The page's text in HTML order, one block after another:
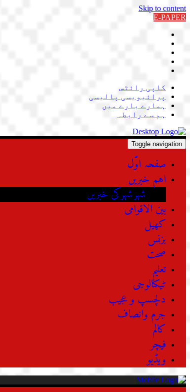
Skip to content
E-PAPER
کاپی رائٹس
پرائیویسی پالیسی
ہمارے بارے میں
ہم سے رابطہ
Toggle navigation
صفحہ اوّل
اہم خبریں
شہرشہرکی خبریں
بین الاقوامی
کھیل
بزنس
صحت
تعلیم
ٹیکنالوجی
دلچسپ و عجیب
جرم وانصاف
کالم
فیچر
ویڈیو